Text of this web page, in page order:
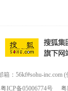
箱：56kf#sohu-inc.com
粤ICP备05006774号 粤